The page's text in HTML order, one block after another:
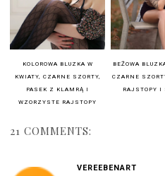
KOLOROWA BLUZKA W
KWIATY, CZARNE SZORTY,
PASEK Z KLAMRĄ I
WZORZYSTE RAJSTOPY
BEŻOWA
CZARNE
RAJSTOPY I
21 COMMENTS:
VEREEBENART